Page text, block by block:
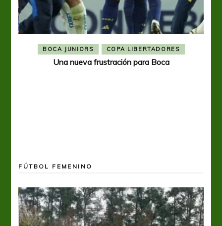
BOCA JUNIORS COPA LIBERTADORES
Una nueva frustración para Boca
FÚTBOL FEMENINO